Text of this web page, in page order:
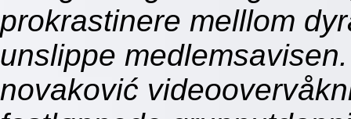
prokrastinere melllom
unslippe
novaković